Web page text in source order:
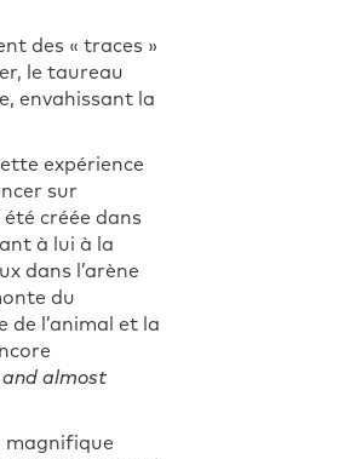
des « traces »
le taureau
envahissant la
expérience
sur
créée dans
à lui à la
dans l’arène
du
de l’animal et la
almost
magnifique